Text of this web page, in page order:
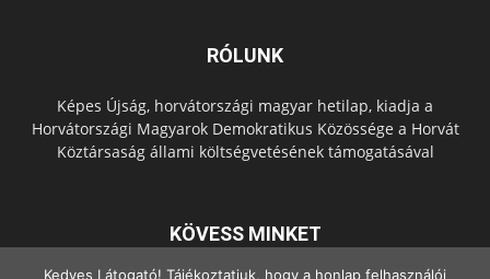
RÓLUNK
Képes Újság, horvátországi magyar hetilap, kiadja a
Horvátországi Magyarok Demokratikus Közössége a Horvát
Köztársaság állami költségvetésének támogatásával
KÖVESS MINKET
Kedves Látogató! Tájékoztatjuk, hogy a honlap felhasználói